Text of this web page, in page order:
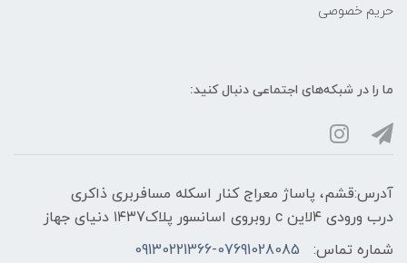
حریم خصوصی
ما را در شبکه‌های اجتماعی دنبال کنید:
آدرس:قشم، پاساژ معراج کنار اسکله مسافربری ذاکری
درب ورودی ۴لاین c روبروی اسانسور پلاک۱۴۳7 دنیای جهاز
شماره تماس:
09130221366-07691028085